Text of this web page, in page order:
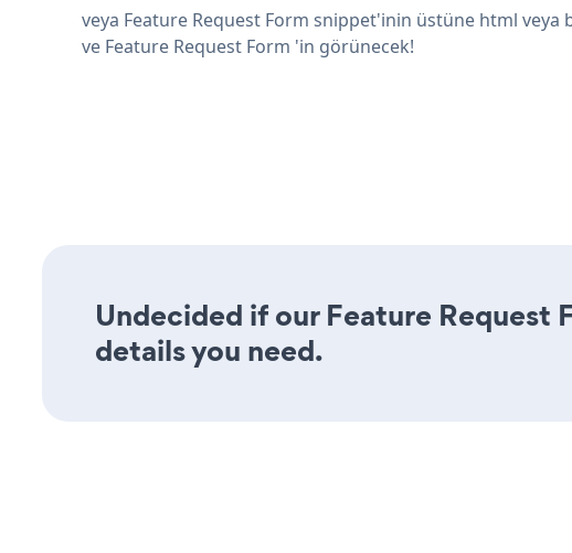
veya Feature Request Form snippet'inin üstüne html veya
ve Feature Request Form 'in görünecek!
Undecided if our Feature Request
details you need.